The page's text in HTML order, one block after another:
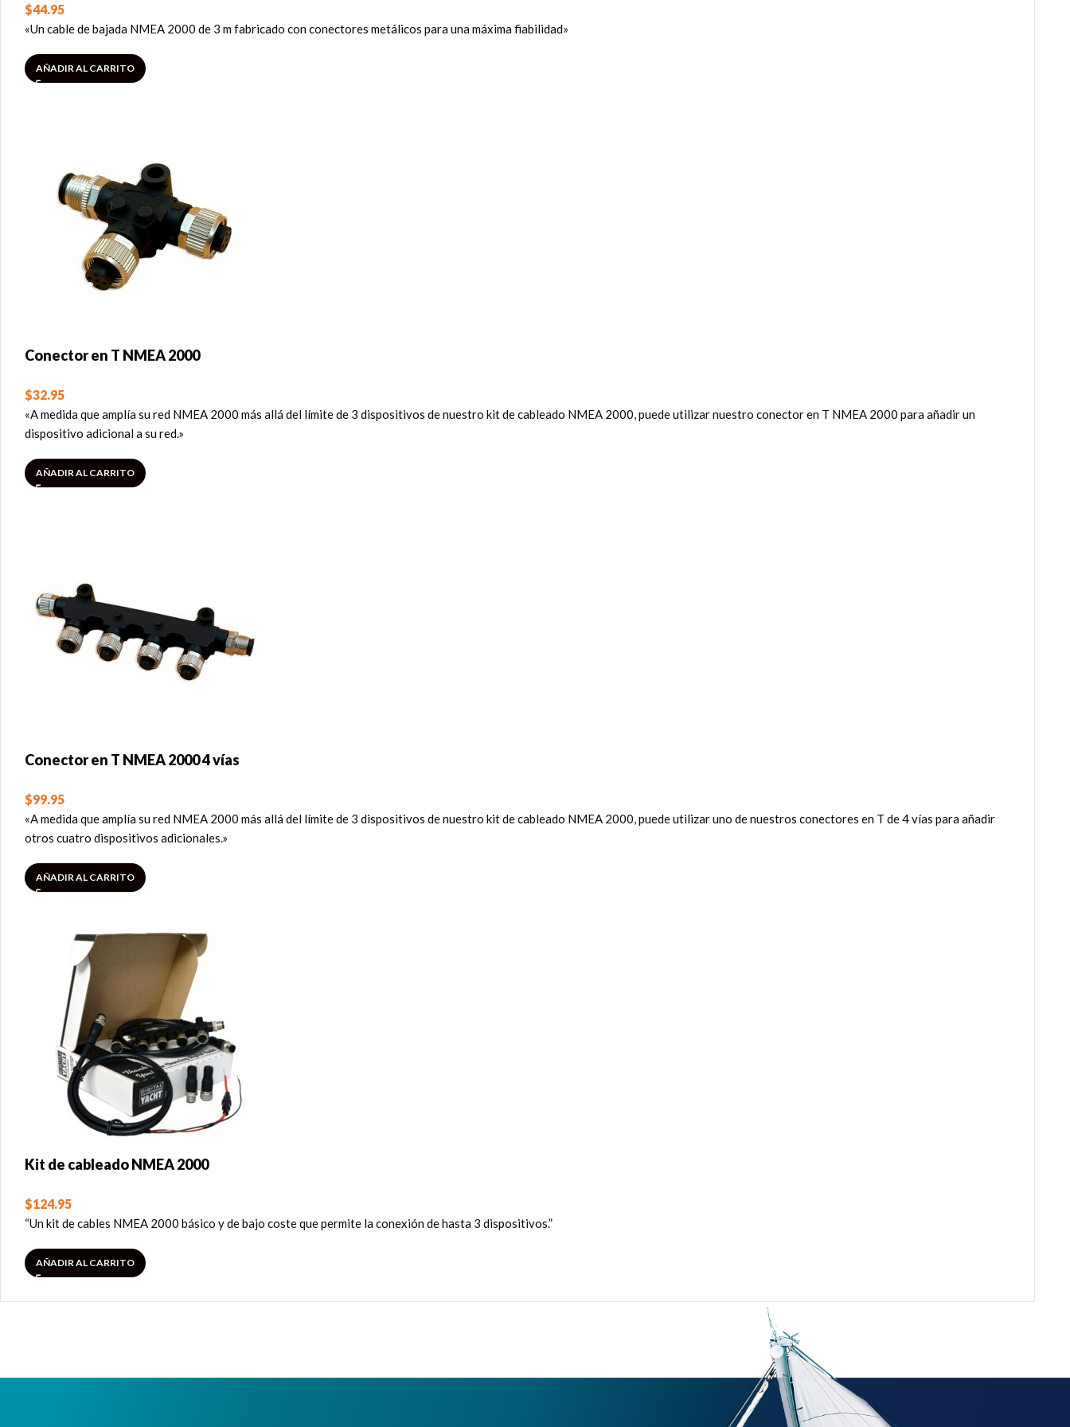
$44.95
«Un cable de bajada NMEA 2000 de 3 m fabricado con conectores metálicos para una máxima fiabilidad»
AÑADIR AL CARRITO
Conector en T NMEA 2000
$32.95
«A medida que amplía su red NMEA 2000 más allá del límite de 3 dispositivos de nuestro kit de cableado NMEA 2000, puede utilizar nuestro conector en T NMEA 2000 para añadir un
dispositivo adicional a su red.»
AÑADIR AL CARRITO
Conector en T NMEA 2000 4 vías
$99.95
«A medida que amplía su red NMEA 2000 más allá del límite de 3 dispositivos de nuestro kit de cableado NMEA 2000, puede utilizar uno de nuestros conectores en T de 4 vías para añadir
otros cuatro dispositivos adicionales.»
AÑADIR AL CARRITO
Kit de cableado NMEA 2000
$124.95
“Un kit de cables NMEA 2000 básico y de bajo coste que permite la conexión de hasta 3 dispositivos.”
AÑADIR AL CARRITO